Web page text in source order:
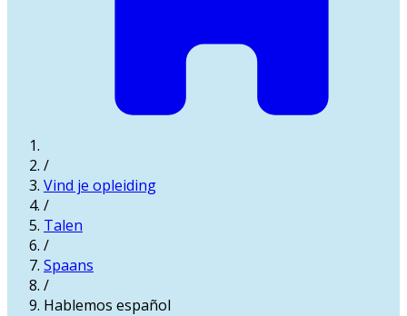
/
Vind je opleiding
/
Talen
/
Spaans
/
Hablemos español